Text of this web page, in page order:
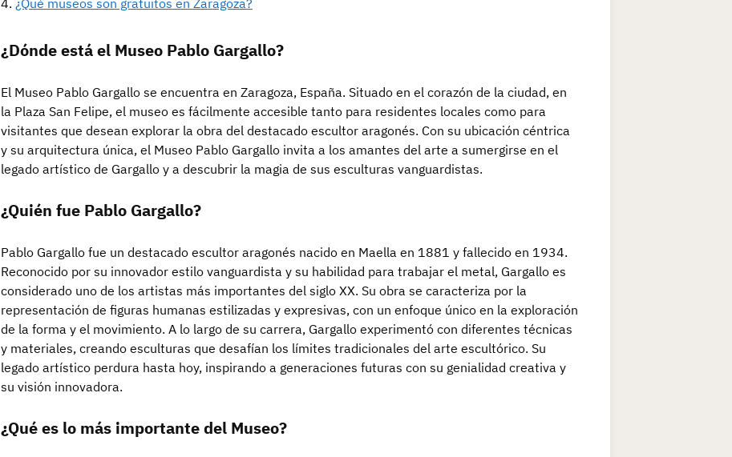
¿Dónde está el Museo Pablo Gargallo?
El Museo Pablo Gargallo se encuentra en Zaragoza, España. Situado en el corazón de la ciudad, en
la Plaza San Felipe, el museo es fácilmente accesible tanto para residentes locales como para
visitantes que desean explorar la obra del destacado escultor aragonés. Con su ubicación céntrica
y su arquitectura única, el Museo Pablo Gargallo invita a los amantes del arte a sumergirse en el
legado artístico de Gargallo y a descubrir la magia de sus esculturas vanguardistas.
¿Quién fue Pablo Gargallo?
Pablo Gargallo fue un destacado escultor aragonés nacido en Maella en 1881 y fallecido en 1934.
Reconocido por su innovador estilo vanguardista y su habilidad para trabajar el metal, Gargallo es
considerado uno de los artistas más importantes del siglo XX. Su obra se caracteriza por la
representación de figuras humanas estilizadas y expresivas, con un enfoque único en la exploración
de la forma y el movimiento. A lo largo de su carrera, Gargallo experimentó con diferentes técnicas
y materiales, creando esculturas que desafían los límites tradicionales del arte escultórico. Su
legado artístico perdura hasta hoy, inspirando a generaciones futuras con su genialidad creativa y
su visión innovadora.
¿Qué es lo más importante del Museo?